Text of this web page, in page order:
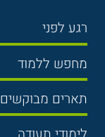
רגע לפני
בחירת לימודים
תנאי קבלה
שכר לימוד
אוניברסיטה
מחפש ללמוד
תואר ראשון
תואר שני
תארים מבוקשים
משפטים